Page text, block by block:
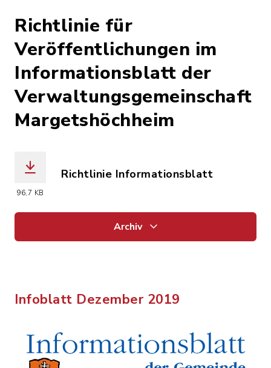
Richtlinie für
Veröffentlichungen im
Informationsblatt der
Verwaltungsgemeinschaft
Margetshöchheim
96,7 KB
Richtlinie Informationsblatt
Archiv
Infoblatt Dezember 2019